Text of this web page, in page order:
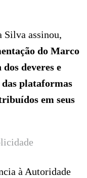
Silva assinou,
do Marco
deveres e
plataformas
em seus
à Autoridade